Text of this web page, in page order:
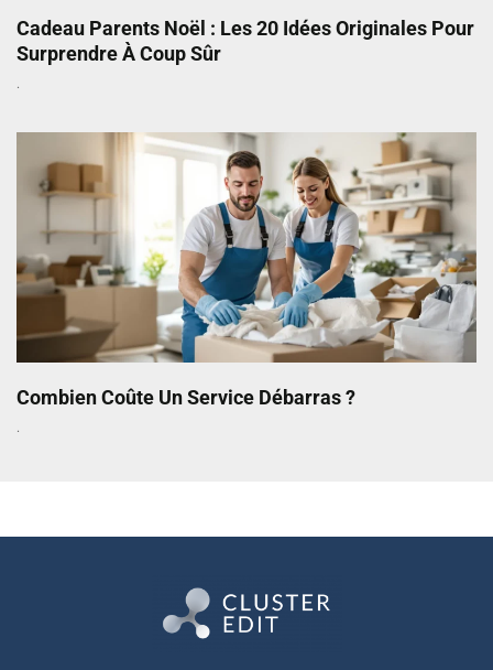
Cadeau Parents Noël : Les 20 Idées Originales Pour
Surprendre À Coup Sûr
Combien Coûte Un Service Débarras ?